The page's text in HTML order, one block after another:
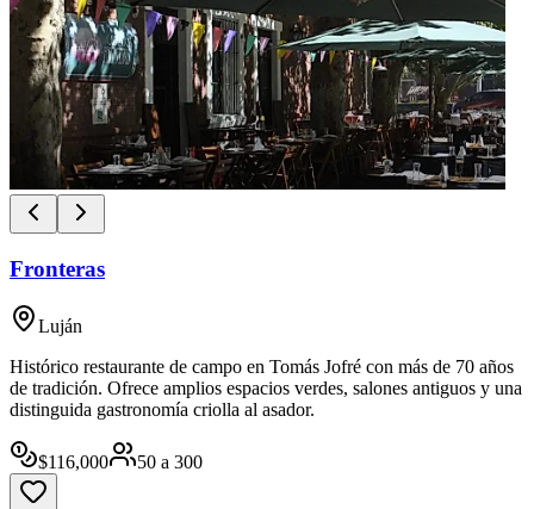
Fronteras
Luján
Histórico restaurante de campo en Tomás Jofré con más de 70 años
de tradición. Ofrece amplios espacios verdes, salones antiguos y una
distinguida gastronomía criolla al asador.
$116,000 50 a 300